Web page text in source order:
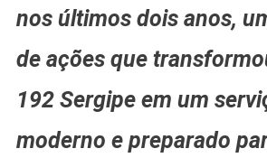
Samu
Sergipe
Garantem
Para
nos últimos dois anos,
de ações que
192 Sergipe em um
moderno e preparado